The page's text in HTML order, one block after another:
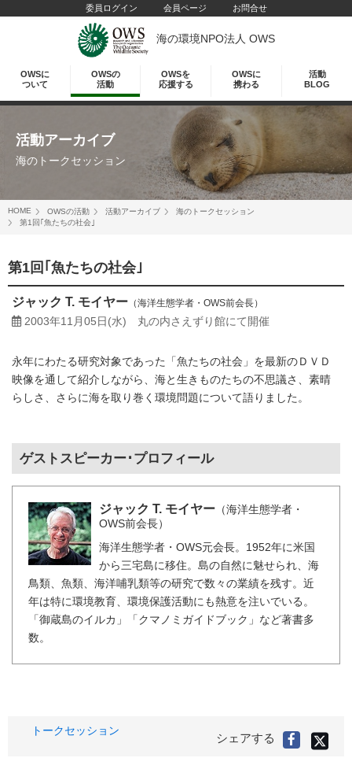
委員ログイン 会員ページ お問合せ
海の環境NPO法人 OWS
OWSに
ついて
OWSの
活動
OWSを
応援する
OWSに
携わる
活動
BLOG
活動アーカイブ
海のトークセッション
HOME OWSの活動 活動アーカイブ
海のトークセッション
第1回｢魚たちの社会｣
第1回｢魚たちの社会｣
ジャック T. モイヤー （海洋生態学者・OWS前会長）
2003年11月05日(水) 丸の内さえずり館にて開催
永年にわたる研究対象であった「魚たちの社会」を最新のＤＶＤ
映像を通して紹介しながら、海と生きものたちの不思議さ、素晴
らしさ、さらに海を取り巻く環境問題について語りました。
ゲストスピーカー･プロフィール
ジャック T. モイヤー （海洋生態学者・
OWS前会長）
海洋生態学者・OWS元会長。1952年に米国
から三宅島に移住。島の自然に魅せられ、海
鳥類、魚類、海洋哺乳類等の研究で数々の業績を残す。近
年は特に環境教育、環境保護活動にも熱意を注いでいる。
「御蔵島のイルカ」「クマノミガイドブック」など著書多
数。
トークセッション
シェアする
Facebook
で
X(旧
で